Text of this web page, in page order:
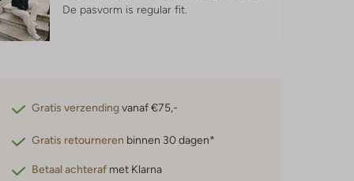
De pasvorm is regular fit
Gratis verzendingvanaf €75,-
Gratis retourneren binnen 30 dagen*
Betaal achteraf met Klarna